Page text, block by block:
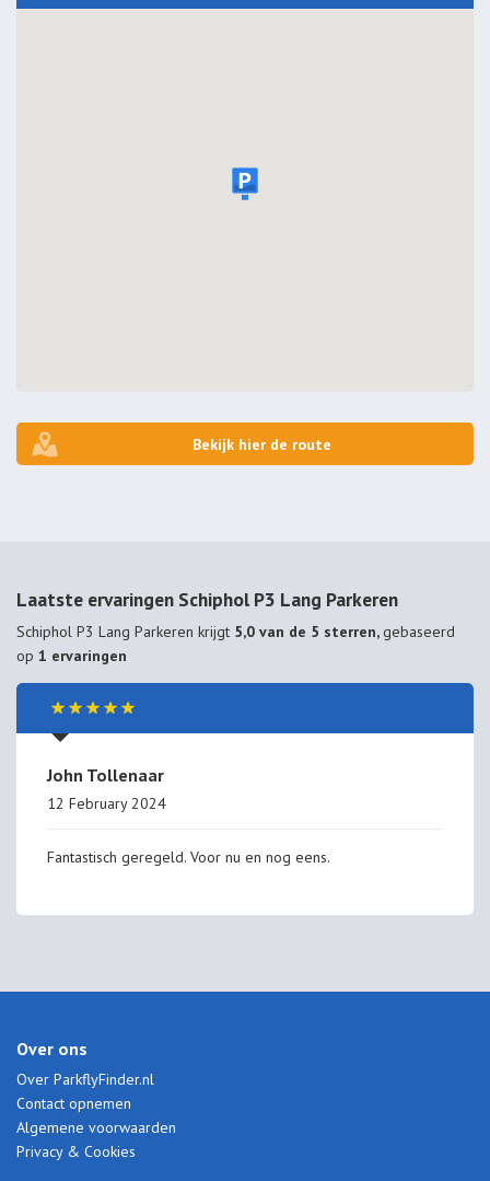
Bekijk hier de route
Laatste ervaringen Schiphol P3 Lang Parkeren
Schiphol P3 Lang Parkeren krijgt 5,0 van de 5 sterren,gebaseerd
op 1 ervaringen
John Tollenaar
12 February 2024
Fantastisch geregeld. Voor nu en nog eens.
Over ons
Over ParkflyFinder.nl
Contact opnemen
Algemene voorwaarden
Privacy & Cookies